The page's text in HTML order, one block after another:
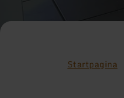
Startpagina